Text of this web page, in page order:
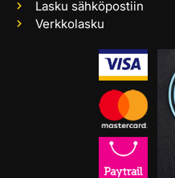
Lasku sähköpostiin
Verkkolasku